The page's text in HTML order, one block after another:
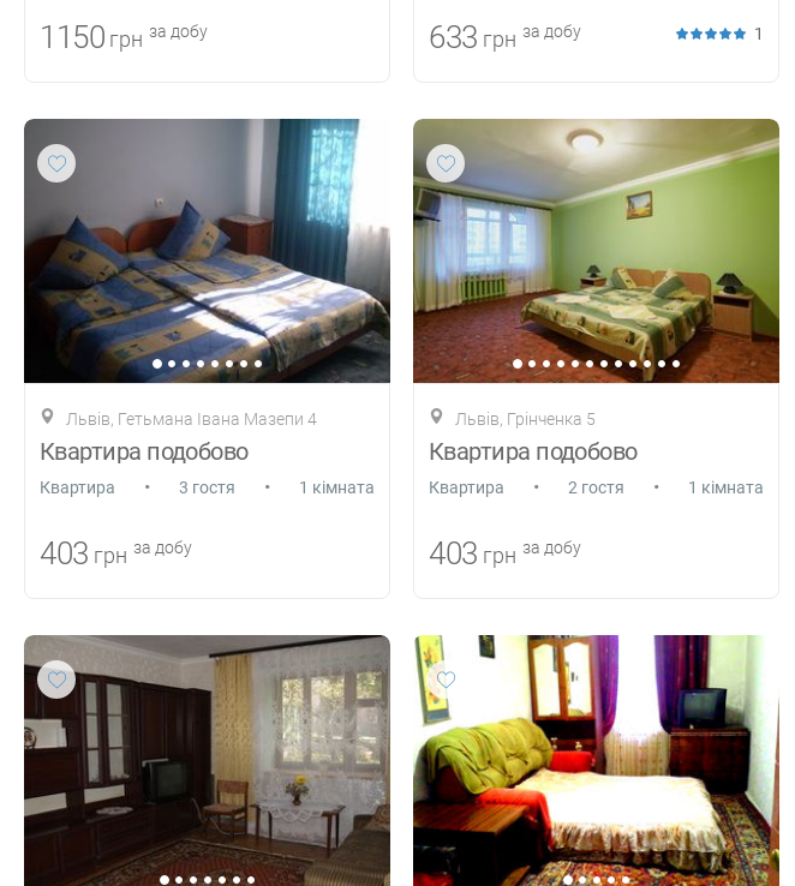
1150 грн за добу 633 грн за добу 1
Львів, Гетьмана Івана Мазепи 4
Квартира подобово
Квартира • 3 гостя • 1 кімната
403 грн за добу
Львів, Грінченка 5
Квартира подобово
Квартира • 2 гостя • 1 кімната
403 грн за добу